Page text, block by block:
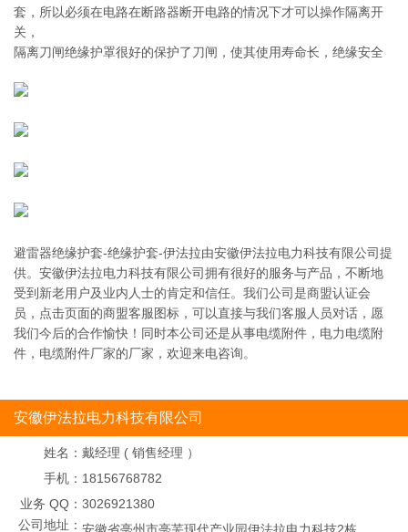
套，所以必须在电路在断路器断开电路的情况下才可以操作隔离开
关，
隔离刀闸绝缘护罩很好的保护了刀闸，使其使用寿命长，绝缘安全
避雷器绝缘护套-绝缘护套-伊法拉由安徽伊法拉电力科技有限公司提
供。安徽伊法拉电力科技有限公司拥有很好的服务与产品，不断地
受到新老用户及业内人士的肯定和信任。我们公司是商盟认证会
员，点击页面的商盟客服图标，可以直接与我们客服人员对话，愿
我们今后的合作愉快！同时本公司还是从事电缆附件，电力电缆附
件，电缆附件厂家的厂家，欢迎来电咨询。
安徽伊法拉电力科技有限公司
姓名： 戴经理 ( 销售经理 ）
手机： 18156768782
业务 QQ： 3026921380
公司地址：